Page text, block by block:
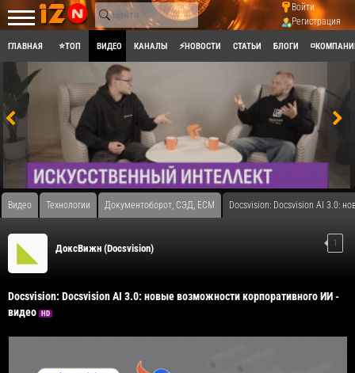
Войти
Регистрация
ГЛАВНАЯ ⭐ТОП ВИДЕО КАНАЛЫ ⚡НОВОСТИ СТАТЬИ БЛОГИ
Видео Технологии Документоборот, СЭД, ECM Docsvision: Docsvision AI 3.0:
ДоксВижн (Docsvision) 1
Docsvision: Docsvision AI 3.0: новые возможности корпоративного ИИ -
видео
HD